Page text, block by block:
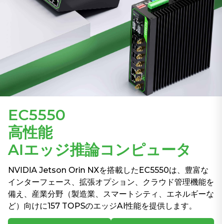
EC5550
高性能
AIエッジ推論コンピュータ
NVIDIA Jetson Orin NXを搭載したEC5550は、豊富な
インターフェース、拡張オプション、クラウド管理機能を
備え、産業分野（製造業、スマートシティ、エネルギーな
ど）向けに157 TOPSのエッジAI性能を提供します。